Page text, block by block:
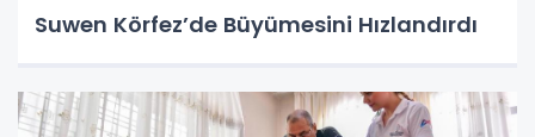
Suwen Körfez’de Büyümesini Hızlandırdı